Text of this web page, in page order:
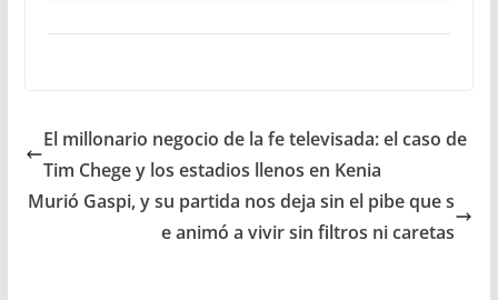
El millonario negocio de la fe televisada: el caso de
Tim Chege y los estadios llenos en Kenia
Murió Gaspi, y su partida nos deja sin el pibe que s
e animó a vivir sin filtros ni caretas